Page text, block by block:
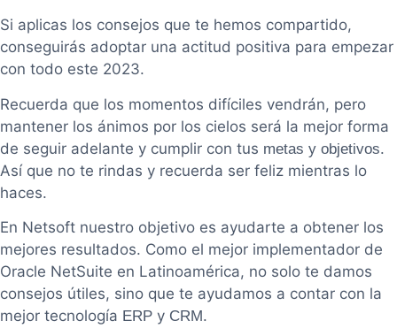
Si aplicas los consejos que te hemos compartido,
conseguirás adoptar una actitud positiva para empezar
con todo este 2023.
Recuerda que los momentos difíciles vendrán, pero
mantener los ánimos por los cielos será la mejor forma
de seguir adelante y cumplir con tus metas y objetivos.
Así que no te rindas y recuerda ser feliz mientras lo
haces.
En Netsoft nuestro objetivo es ayudarte a obtener los
mejores resultados. Como el mejor implementador de
Oracle NetSuite en Latinoamérica, no solo te damos
consejos útiles, sino que te ayudamos a contar con la
mejor tecnología ERP y CRM.